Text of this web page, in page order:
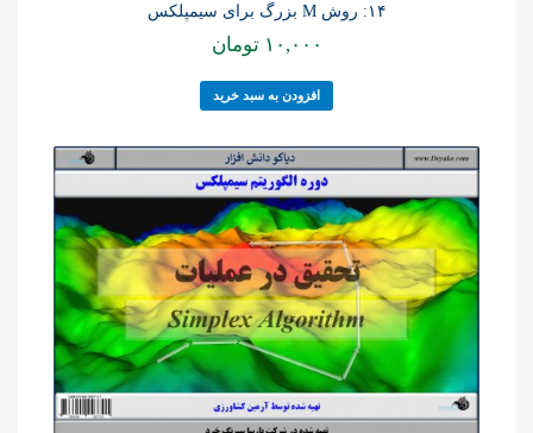
۱۴: روش M بزرگ برای سیمپلکس
۱۰,۰۰۰ تومان
افزودن به سبد خرید